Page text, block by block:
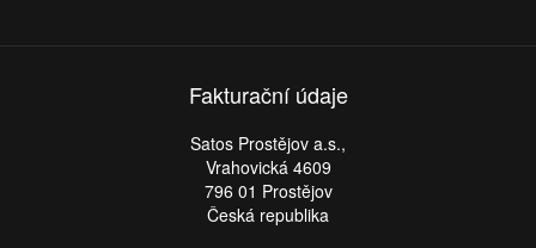
Fakturační údaje
Satos Prostějov a.s.,
Vrahovická 4609
796 01 Prostějov
Česká republika